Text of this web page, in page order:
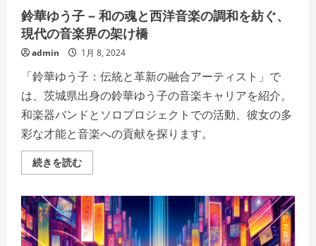
物
語
の
詳
細
を
ご
覧
く
だ
さ
い
鈴華ゆう子 – 和の魂と西洋音楽の調和を紡ぐ、
現代の音楽界の架け橋
admin 1月 8, 2024
「鈴華ゆう子：伝統と革新の融合アーティスト」で
は、茨城県出身の鈴華ゆう子の音楽キャリアを紹介。
和楽器バンドとソロプロジェクトでの活動、彼女の多
彩な才能と音楽への貢献を探ります。
続きを読む鈴
華
子
–
和
の
魂